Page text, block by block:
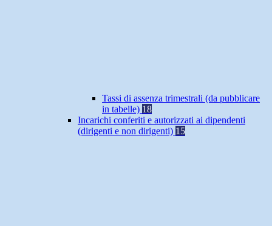
Tassi di assenza trimestrali (da pubblicare
in tabelle) 18
Incarichi conferiti e autorizzati ai dipendenti
(dirigenti e non dirigenti) 15